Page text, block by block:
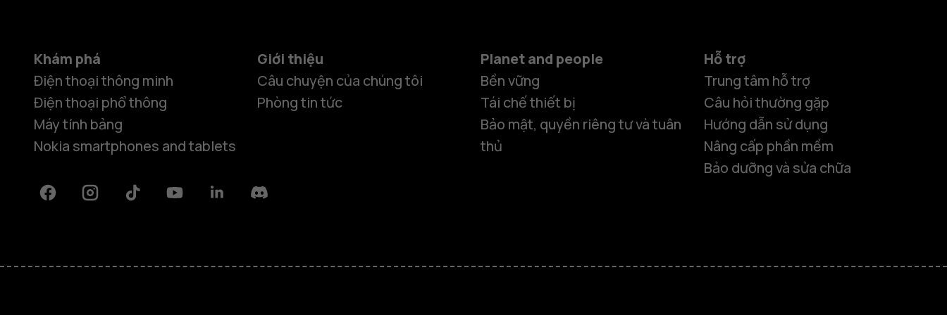
Khám phá
Điện thoại thông minh
Điện thoại phổ thông
Máy tính bảng
Nokia smartphones and tablets
Giới thiệu
Câu chuyện của chúng tôi
Phòng tin tức
Planet and people
Bền vững
Tái chế thiết bị
Bảo mật, quyền riêng tư và tuân
thủ
Hỗ trợ
Trung tâm hỗ trợ
Câu hỏi thường gặp
Hướng dẫn sử dụng
Nâng cấp phần mềm
Bảo dưỡng và sửa chữa
FacebookInstagramTiktok YoutubeLinkedinDiscord